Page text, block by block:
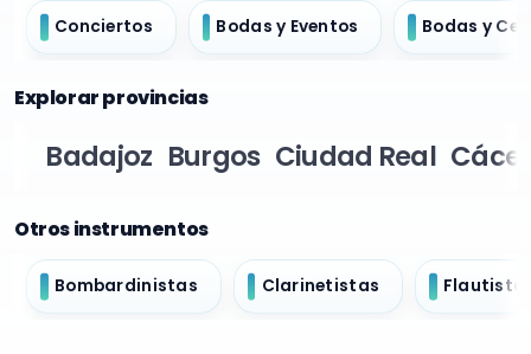
Conciertos Bodas y Eventos Bodas y
Explorar provincias
Badajoz Burgos Ciudad Real
Otros instrumentos
Bombardinistas Clarinetistas